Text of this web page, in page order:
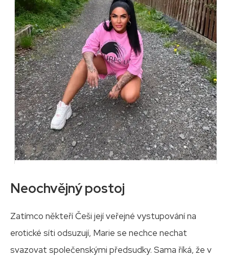
Neochvějný postoj
Zatímco někteří Češi její veřejné vystupování na
erotické síti odsuzují, Marie se nechce nechat
svazovat společenskými předsudky. Sama říká, že v